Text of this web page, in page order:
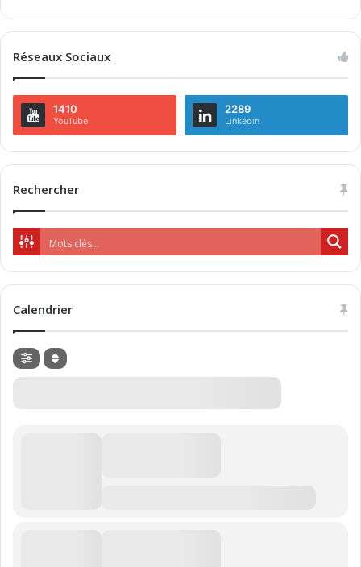
Réseaux Sociaux
1410
YouTube
2289
Linkedin
Rechercher
Calendrier